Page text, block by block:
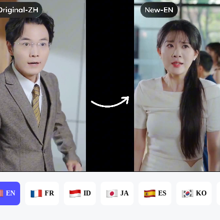
EN FR ID JA ES KO